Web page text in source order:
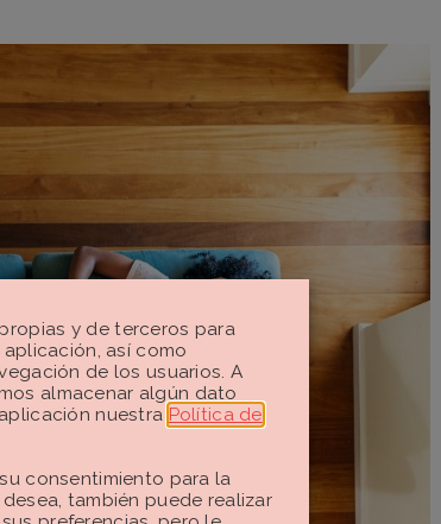
y de terceros para
así como
de los usuarios. A
almacenar algún dato
nuestra Política de
consentimiento para la
también puede realizar